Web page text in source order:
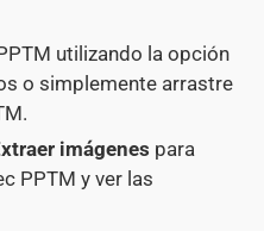
utilizando la opción
o simplemente arrastre
imágenes para
PPTM y ver las